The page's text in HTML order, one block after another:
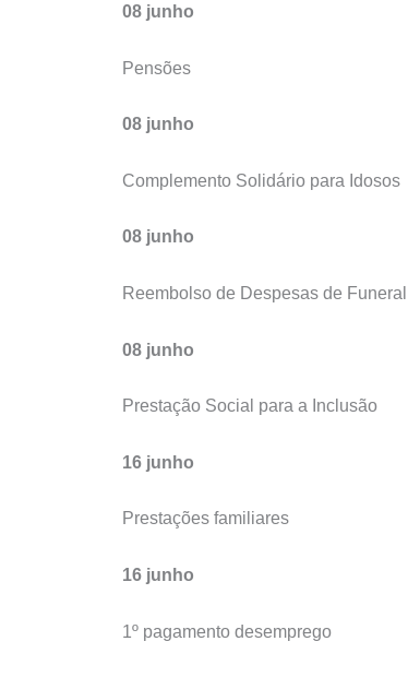
08 junho
Pensões
08 junho
Complemento Solidário para Idosos
08 junho
Reembolso de Despesas de Funeral
08 junho
Prestação Social para a Inclusão
16 junho
Prestações familiares
16 junho
1º pagamento desemprego